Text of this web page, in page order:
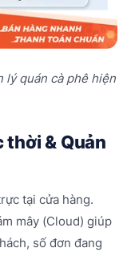
lý quán cà phê hiện
& Quản
tại cửa hàng.
mây (Cloud) giúp
số đơn đang